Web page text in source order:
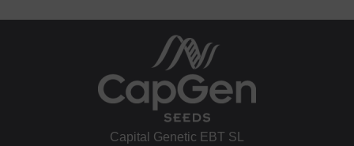
Capital Genetic EBT SL